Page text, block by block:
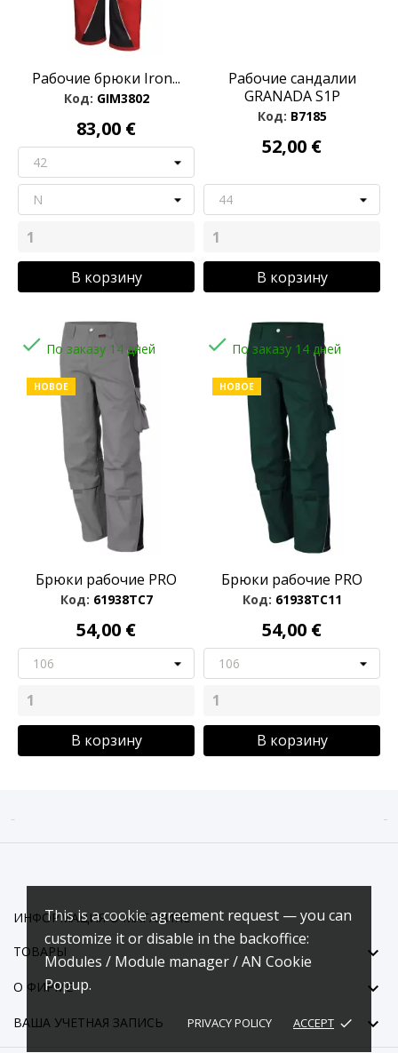
This is a cookie agreement request — you can
customize it or disable in the backoffice:
Modules / Module manager / AN Cookie
Popup.
PRIVACY POLICY ACCEPT done
Рабочие брюки Iron...
Код: GIM3802
83,00 €
В корзину
Рабочие сандалии
GRANADA S1P
Код: B7185
52,00 €
В корзину
 По заказу 14 дней
НОВОЕ
Брюки рабочие PRO
Код: 61938TC7
54,00 €
В корзину
 По заказу 14 дней
НОВОЕ
Брюки рабочие PRO
Код: 61938TC11
54,00 €
В корзину
 
ИНФОРМАЦИЯ О МАГАЗИНЕ
ТОВАРЫ

О ФИРМЕ 
ВАША УЧЕТНАЯ ЗАПИСЬ 